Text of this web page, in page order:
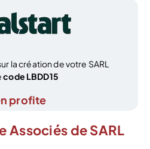
la création de votre SARL
code LBDD15
profite
Associés de SARL